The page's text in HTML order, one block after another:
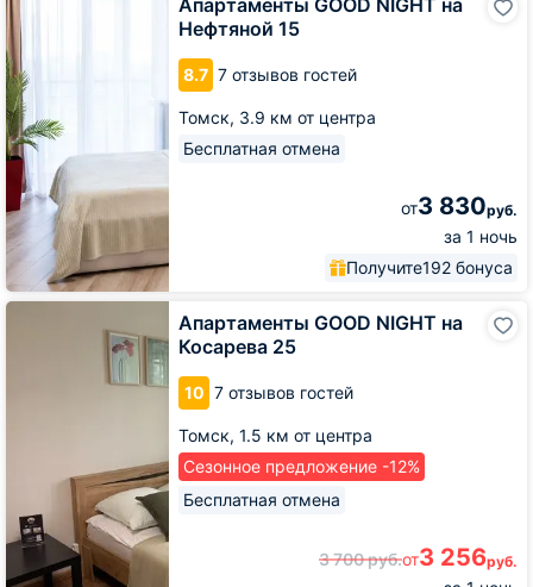
Апартаменты GOOD NIGHT на
Нефтяной 15
8.7 7 отзывов гостей
Томск, 3.9 км от центра
Бесплатная отмена
от3 830руб.
за 1 ночь
Получите192 бонуса
GOOD
NIGHT
на
Нефтяной
15
Апартаменты GOOD NIGHT на
Косарева 25
10 7 отзывов гостей
Томск, 1.5 км от центра
Сезонное предложение -12%
Бесплатная отмена
3 700руб.от3 256руб.
Апартаменты